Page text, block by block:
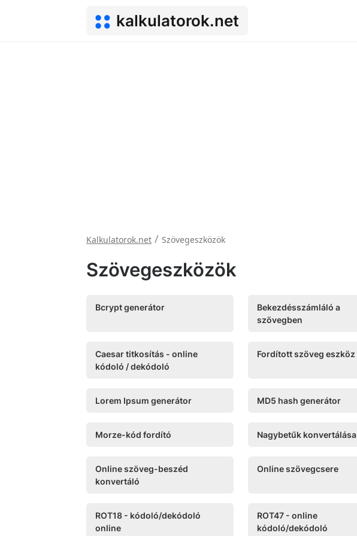
kalkulatorok.net
Kalkulatorok.net / Szövegeszközök
Szövegeszközök
Bcrypt generátor
Bekezdésszámláló a
szövegben
Caesar titkosítás - online
kódoló / dekódoló
Fordított szöveg eszköz
Lorem Ipsum generátor MD5 hash generátor
Morze-kód fordító Nagybetűk konvertálása
Online szöveg-beszéd
konvertáló
Online szövegcsere
ROT18 - kódoló/dekódoló
online
ROT47 - online
kódoló/dekódoló